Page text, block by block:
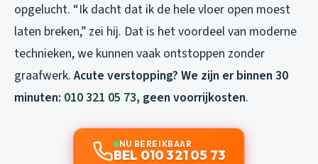
opgelucht. “Ik dacht dat ik de hele vloer open moest
laten breken,” zei hij. Dat is het voordeel van moderne
technieken, we kunnen vaak ontstoppen zonder
graafwerk. Acute verstopping? We zijn er binnen 30
minuten: 010 321 05 73, geen voorrijkosten.
NU BEREIKBAAR
BEL 010 321 05 73